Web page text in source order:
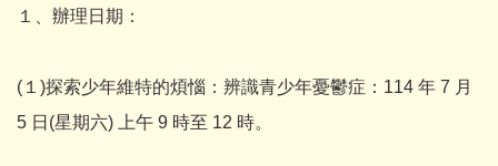
１、辦理日期：
(１)探索少年維特的煩惱：辨識青少年憂鬱症：114 年 7 月
5 日(星期六) 上午 9 時至 12 時。